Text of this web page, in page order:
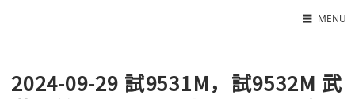
About
☰ MENU
2024-09-29 試9531M，試9532M 武